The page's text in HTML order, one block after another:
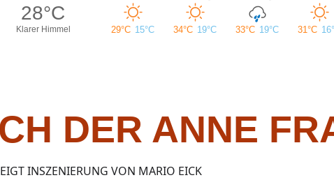
DER ANNE
INSZENIERUNG VON MARIO EICK